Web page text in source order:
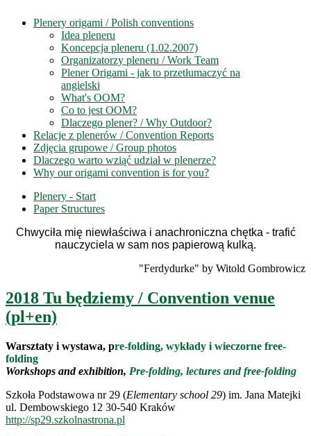
Plenery origami / Polish conventions
Idea pleneru
Koncepcja pleneru (1.02.2007)
Organizatorzy pleneru / Work Team
Plener Origami - jak to przetłumaczyć na
angielski
What's OOM?
Co to jest OOM?
Dlaczego plener? / Why Outdoor?
Relacje z plenerów / Convention Reports
Zdjęcia grupowe / Group photos
Dlaczego warto wziąć udział w plenerze?
Why our origami convention is for you?
Plenery - Start
Paper Structures
Chwyciła mię niewłaściwa i anachroniczna chętka - trafić
nauczyciela w sam nos papierową kulką.
"Ferdydurke" by Witold Gombrowicz
2018 Tu będziemy / Convention venue
(pl+en)
Warsztaty i wystawa, pre-folding, wykłady i wieczorne free-
folding
Workshops and exhibition, Pre-folding, lectures and free-folding
Szkoła Podstawowa nr 29 (Elementary school 29) im. Jana Matejki
ul. Dembowskiego 12 30-540 Kraków
http://sp29.szkolnastrona.pl